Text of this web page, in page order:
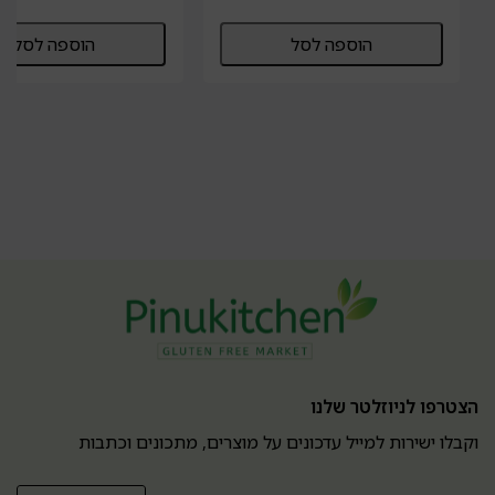
הוספה לסל הוספה לסל
הצטרפו לניוזלטר שלנו
וקבלו ישירות למייל עדכונים על מוצרים, מתכונים וכתבות